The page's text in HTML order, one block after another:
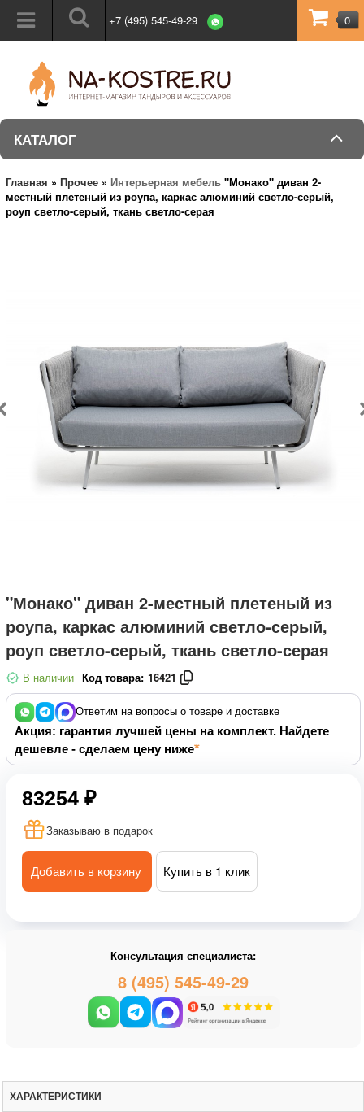
+7 (495) 545-49-29 0
КАТАЛОГ
Главная » Прочее » Интерьерная мебель "Монако" диван 2-
местный плетеный из роупа, каркас алюминий светло-серый,
роуп светло-серый, ткань светло-серая
"Монако" диван 2-местный плетеный из
роупа, каркас алюминий светло-серый,
роуп светло-серый, ткань светло-серая
В наличии Код товара: 16421
Ответим на вопросы о товаре и доставке
Акция: гарантия лучшей цены на комплект. Найдете
дешевле - сделаем цену ниже
83254 ₽
Заказываю в подарок
Добавить в корзину Купить в 1 клик
Консультация специалиста:
8 (495) 545-49-29
ХАРАКТЕРИСТИКИ